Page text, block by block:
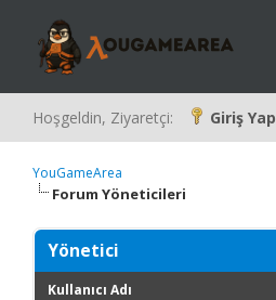
Hoşgeldin, Ziyaretçi: Giriş Yap
YouGameArea
Forum Yöneticileri
Yönetici
Kullanıcı Adı